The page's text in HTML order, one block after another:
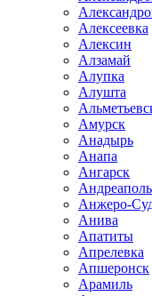
Алексеевка
Алексин
Алзамай
Алупка
Алушта
Амурск
Анадырь
Анапа
Ангарск
Андреаполь
Анжеро-
Анива
Апатиты
Апрелевка
Апшеронск
Арамиль